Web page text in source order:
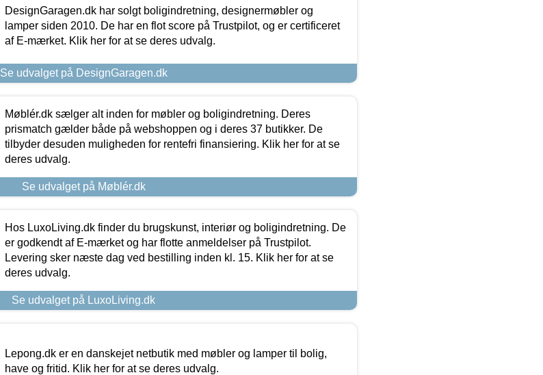
DesignGaragen.dk har solgt boligindretning, designermøbler og
lamper siden 2010. De har en flot score på Trustpilot, og er certificeret
af E-mærket. Klik her for at se deres udvalg.
Se udvalget på DesignGaragen.dk
Møblér.dk sælger alt inden for møbler og boligindretning. Deres
prismatch gælder både på webshoppen og i deres 37 butikker. De
tilbyder desuden muligheden for rentefri finansiering. Klik her for at se
deres udvalg.
Se udvalget på Møblér.dk
Hos LuxoLiving.dk finder du brugskunst, interiør og boligindretning. De
er godkendt af E-mærket og har flotte anmeldelser på Trustpilot.
Levering sker næste dag ved bestilling inden kl. 15. Klik her for at se
deres udvalg.
Se udvalget på LuxoLiving.dk
Lepong.dk er en danskejet netbutik med møbler og lamper til bolig,
have og fritid. Klik her for at se deres udvalg.